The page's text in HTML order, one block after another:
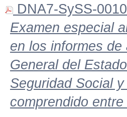
DNA7-SySS-
Examen especial
en los informes
General del
Seguridad Social
comprendido